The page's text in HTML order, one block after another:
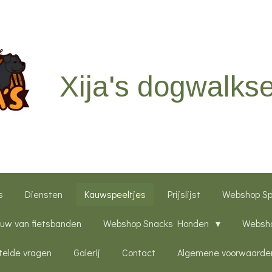
Xija's
Diensten Kauwspeeltjes Prijslijst Webshop
van fietsbanden Webshop Snacks Honden
vragen Galerij Contact Algemene